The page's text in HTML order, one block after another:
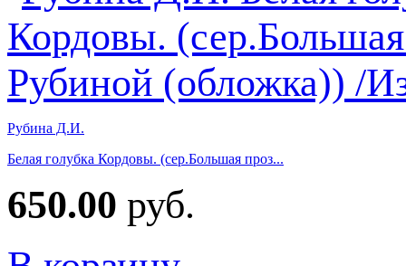
Рубина Д.И.
Белая голубка Кордовы. (сер.Большая проз...
650.00 руб.